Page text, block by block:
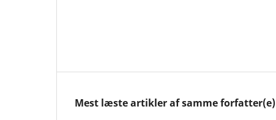
Mest læste artikler af samme forfatter(e)